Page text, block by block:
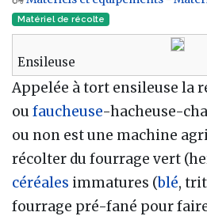
Matériel de récolte
Ensileuse
Appelée à tort ensileuse la
ou faucheuse-hacheuse-
ou non est une machine
récolter du fourrage vert
céréales immatures (blé,
fourrage pré-fané pour